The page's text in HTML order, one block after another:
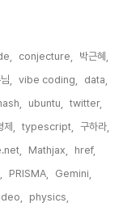
conjecture,
박근혜,
, vibe coding,
data,
ubuntu,
twitter,
제, typescript,
구하라,
Mathjax,
href,
PRISMA,
Gemini,
physics,